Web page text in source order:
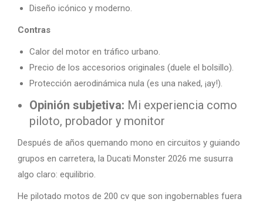
Diseño icónico y moderno.
Contras
Calor del motor en tráfico urbano.
Precio de los accesorios originales (duele el bolsillo).
Protección aerodinámica nula (es una naked, ¡ay!).
Opinión subjetiva: Mi experiencia como
piloto, probador y monitor
Después de años quemando mono en circuitos y guiando
grupos en carretera, la Ducati Monster 2026 me susurra
algo claro: equilibrio.
He pilotado motos de 200 cv que son ingobernables fuera